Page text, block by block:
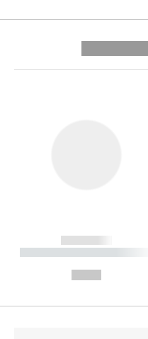
------------
----------- ----------- --------